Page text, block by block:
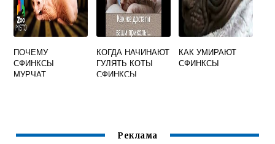
ПОЧЕМУ
СФИНКСЫ
МУРЧАТ
КОГДА НАЧИНАЮТ
ГУЛЯТЬ КОТЫ
СФИНКСЫ
КАК УМИРАЮТ
СФИНКСЫ
Реклама